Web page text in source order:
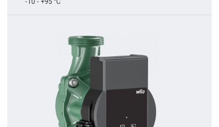
-10 - +95 °C